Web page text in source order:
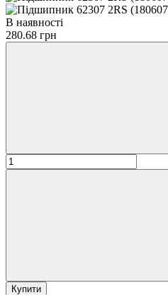
В наявності
280.68 грн
Купити